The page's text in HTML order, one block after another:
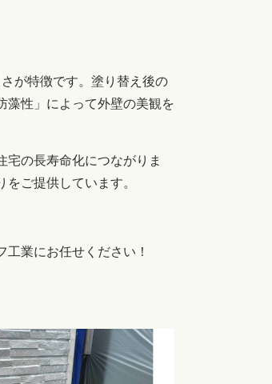
が特徴です。塗り替え後の
藻性」によって外壁の美観を
の長寿命化につながりま
ご提供しています。
業にお任せください！